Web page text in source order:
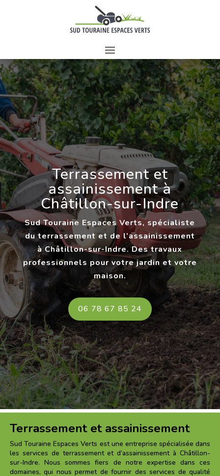
Terrassement et
assainissementà
Châtillon-sur-Indre
Sud Touraine Espaces Verts, spécialiste
du terrassement et de l’assainissement
à Châtillon-sur-Indre. Des travaux
professionnels pour votre jardin et votre
maison.
06 78 67 85 24
Terrassement et assainissement
Sud Touraine Espaces Verts est une entreprise spécialisée dans
les services de terrassement et d’assainissement à Châtillon-
sur-Indre. Nous sommes fiers de notre expertise dans ces
domaines, qui nous permet de fournir des services de qualité